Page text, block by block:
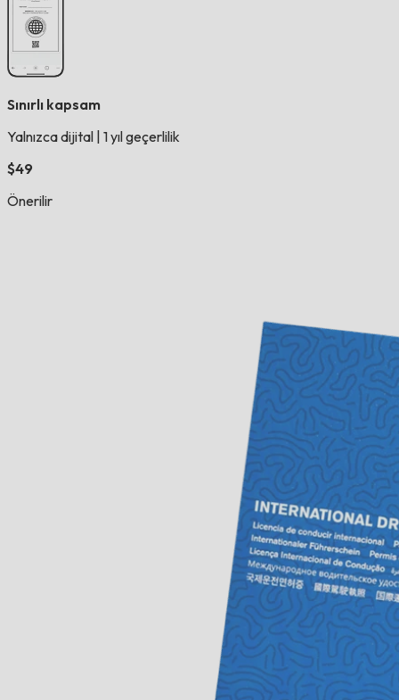
Sınırlı kapsam
Yalnızca dijital 1 yıl geçerlilik
$49
Önerilir